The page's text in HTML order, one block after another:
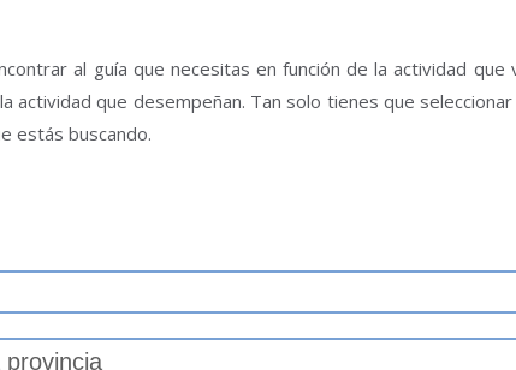
al guía que necesitas en función de la actividad
actividad que desempeñan. Tan solo tienes que
estás buscando.